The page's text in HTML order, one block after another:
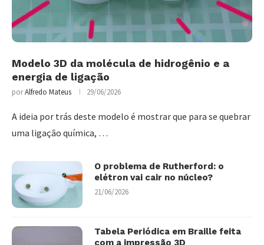
Modelo 3D da molécula de hidrogênio e a
energia de ligação
porAlfredo Mateus 29/06/2026
A ideia por trás deste modelo é mostrar que para se quebrar
uma ligação química, …
O problema de Rutherford: o
elétron vai cair no núcleo?
21/06/2026
Tabela Periódica em Braille feita
com a impressão 3D